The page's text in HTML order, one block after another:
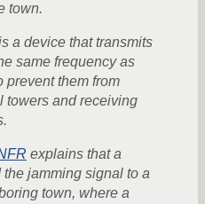
town.
a device that transmits
same frequency as
prevent them from
towers and receiving
explains that a
jamming signal to a
town, where a